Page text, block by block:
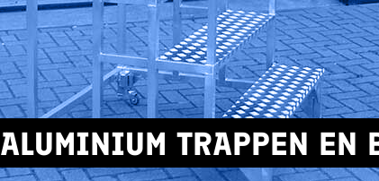
ALUMINIUM TRAPPEN EN